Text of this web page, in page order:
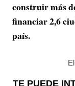
construir más
financiar 2,6
país.
TE PUEDE